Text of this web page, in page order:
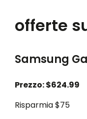
offerte
Samsung
Prezzo: $624.99
Risparmia $75